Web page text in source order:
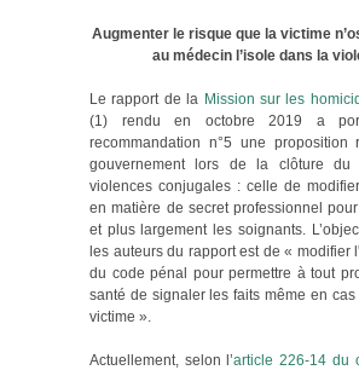
Augmenter le risque que la victime
au médecin l’isole dans la
Le rapport de la Mission sur les
(1) rendu en octobre 2019 a
recommandation n°5 une proposition
gouvernement lors de la clôture du
violences conjugales : celle de
en matière de secret professionnel
et plus largement les soignants.
les auteurs du rapport est de « modifier
du code pénal pour permettre à tout
santé de signaler les faits même en
victime ».
Actuellement, selon l’article 226-14 du